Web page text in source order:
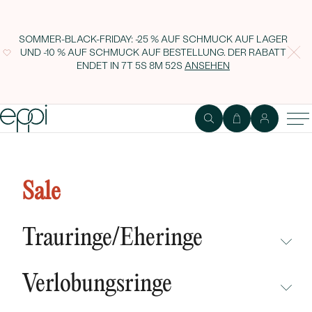
SOMMER-BLACK-FRIDAY: -25 % AUF SCHMUCK AUF LAGER
UND -10 % AUF SCHMUCK AUF BESTELLUNG. DER RABATT
ENDET IN7T 5S 8M 51S ANSEHEN
Sale
Trauringe/Eheringe
NEUHEITEN
Verlobungsringe
und Sternen Der Kleine Prinz